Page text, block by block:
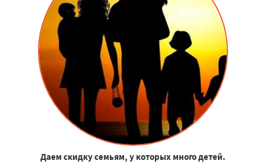
Даем скидку семьям, у которых много детей.